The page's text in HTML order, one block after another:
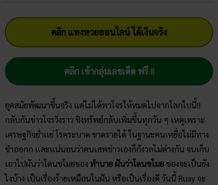
คลิก แทงหวยออนไลน์ ได้เงินจริง
คลิก เข้ากลุ่มเลขเด็ด ฟรี !!
ยุคสมัยพัฒนาขึ้นจริง แต่ไม่ได้พาโจรให้หมดไปจากโลกใบนี้!!
กลับกันข่าวโจรวิ่งราว ชิงทรัพย์กลับเพิ่มขึ้นทุกวัน ๆ เหตุเพราะ
เศรษฐกิจย่ำแย่ โรคระบาด ขาดรายได้ ในฐานะคนเหยื่อไม่มีทาง
ขำออกก และแน่นอนว่าคนเสพข่าวเองก็กังวลไม่ต่างกัน จนเก็บ
เอาไปผันว่าโดนขโมยของ ทำนาย ฝันว่าโดนขโมย ของจะเป็นยัง
ไงบ้าง เป็นเรื่องร้ายเหมือนในฝัน หรือเป็นเรื่องดี วันนี้ Ruay จะ